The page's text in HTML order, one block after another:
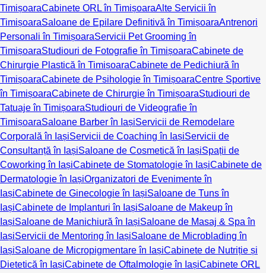
TimișoaraCabinete ORL în TimișoaraAlte Servicii în
TimișoaraSaloane de Epilare Definitivă în TimișoaraAntrenori
Personali în TimișoaraServicii Pet Grooming în
TimișoaraStudiouri de Fotografie în TimișoaraCabinete de
Chirurgie Plastică în TimișoaraCabinete de Pedichiură în
TimișoaraCabinete de Psihologie în TimișoaraCentre Sportive
în TimișoaraCabinete de Chirurgie în TimișoaraStudiouri de
Tatuaje în TimișoaraStudiouri de Videografie în
TimișoaraSaloane Barber în IașiServicii de Remodelare
Corporală în IașiServicii de Coaching în IașiServicii de
Consultanță în IașiSaloane de Cosmetică în IașiSpații de
Coworking în IașiCabinete de Stomatologie în IașiCabinete de
Dermatologie în IașiOrganizatori de Evenimente în
IașiCabinete de Ginecologie în IașiSaloane de Tuns în
IașiCabinete de Implanturi în IașiSaloane de Makeup în
IașiSaloane de Manichiură în IașiSaloane de Masaj & Spa în
IașiServicii de Mentoring în IașiSaloane de Microblading în
IașiSaloane de Micropigmentare în IașiCabinete de Nutriție și
Dietetică în IașiCabinete de Oftalmologie în IașiCabinete ORL